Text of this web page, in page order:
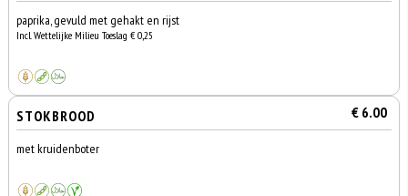
paprika, gevuld met gehakt en rijst
Incl. Wettelijke Milieu Toeslag € 0,25
STOKBROOD € 6.00
met kruidenboter